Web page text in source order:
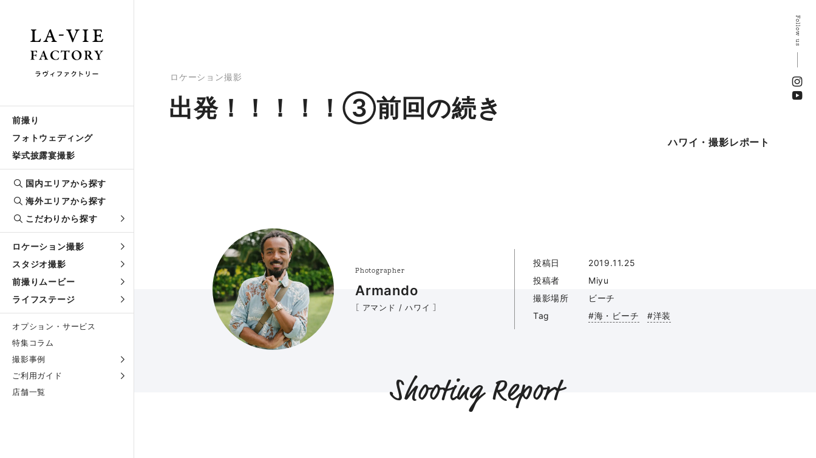
前撮り
フォトウェディング
挙式披露宴撮影
国内エリアから探す
海外エリアから探す
こだわりから探す
ロケーション撮影
スタジオ撮影
前撮りムービー
ライフステージ
オプション・サービス
特集コラム
撮影事例
ご利用ガイド
店舗一覧
ロケーション撮影
出発！！！！！③前回の続き
ハワイ・撮影レポート
Follow us
Photographer
Armando
［ アマンド / ハワイ ］
投稿日
2019.11.25
投稿者
Miyu
撮影場所
ビーチ
Tag
#海・ビーチ #洋装
Shooting Report